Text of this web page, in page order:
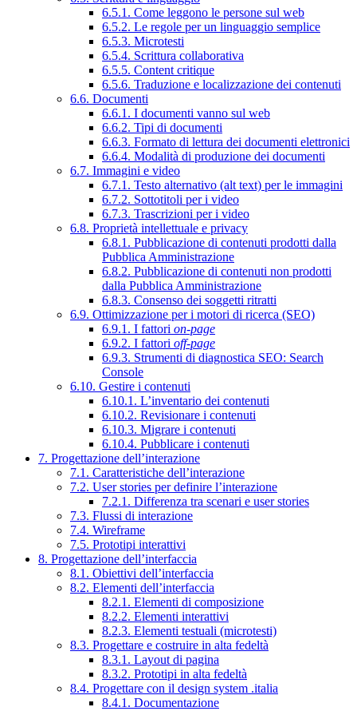
6.5.1. Come leggono le persone sul web
6.5.2. Le regole per un linguaggio semplice
6.5.3. Microtesti
6.5.4. Scrittura collaborativa
6.5.5. Content critique
6.5.6. Traduzione e localizzazione dei contenuti
6.6. Documenti
6.6.1. I documenti vanno sul web
6.6.2. Tipi di documenti
6.6.3. Formato di lettura dei documenti elettronici
6.6.4. Modalità di produzione dei documenti
6.7. Immagini e video
6.7.1. Testo alternativo (alt text) per le immagini
6.7.2. Sottotitoli per i video
6.7.3. Trascrizioni per i video
6.8. Proprietà intellettuale e privacy
6.8.1. Pubblicazione di contenuti prodotti dalla
Pubblica Amministrazione
6.8.2. Pubblicazione di contenuti non prodotti
dalla Pubblica Amministrazione
6.8.3. Consenso dei soggetti ritratti
6.9. Ottimizzazione per i motori di ricerca (SEO)
6.9.1. I fattori on-page
6.9.2. I fattori off-page
6.9.3. Strumenti di diagnostica SEO: Search
Console
6.10. Gestire i contenuti
6.10.1. L’inventario dei contenuti
6.10.2. Revisionare i contenuti
6.10.3. Migrare i contenuti
6.10.4. Pubblicare i contenuti
7. Progettazione dell’interazione
7.1. Caratteristiche dell’interazione
7.2. User stories per definire l’interazione
7.2.1. Differenza tra scenari e user stories
7.3. Flussi di interazione
7.4. Wireframe
7.5. Prototipi interattivi
8. Progettazione dell’interfaccia
8.1. Obiettivi dell’interfaccia
8.2. Elementi dell’interfaccia
8.2.1. Elementi di composizione
8.2.2. Elementi interattivi
8.2.3. Elementi testuali (microtesti)
8.3. Progettare e costruire in alta fedeltà
8.3.1. Layout di pagina
8.3.2. Prototipi in alta fedeltà
8.4. Progettare con il design system .italia
8.4.1. Documentazione